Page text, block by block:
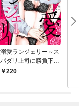
溺愛ランジェリー～ス
パダリ上司に勝負下着
を見られたら淫靡な恋
220
死
が
っ